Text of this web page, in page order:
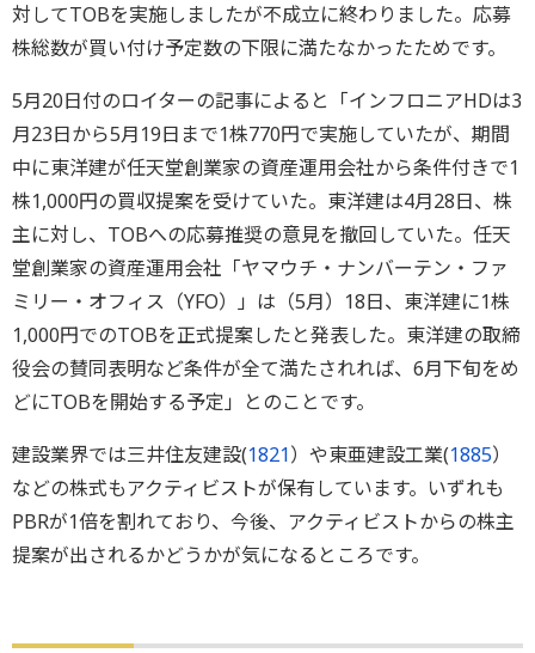
対してTOBを実施しましたが不成立に終わりました。応募
株総数が買い付け予定数の下限に満たなかったためです。
5月20日付のロイターの記事によると「インフロニアHDは3
月23日から5月19日まで1株770円で実施していたが、期間
中に東洋建が任天堂創業家の資産運用会社から条件付きで1
株1,000円の買収提案を受けていた。東洋建は4月28日、株
主に対し、TOBへの応募推奨の意見を撤回していた。任天
堂創業家の資産運用会社「ヤマウチ・ナンバーテン・ファ
ミリー・オフィス（YFO）」は（5月）18日、東洋建に1株
1,000円でのTOBを正式提案したと発表した。東洋建の取締
役会の賛同表明など条件が全て満たされれば、6月下旬をめ
どにTOBを開始する予定」とのことです。
建設業界では三井住友建設(1821）や東亜建設工業(1885）
などの株式もアクティビストが保有しています。いずれも
PBRが1倍を割れており、今後、アクティビストからの株主
提案が出されるかどうかが気になるところです。